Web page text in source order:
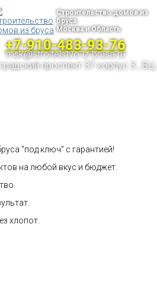
Строительство домов из
бруса
Москва и Область
+7-910-483-93-76
msk@stroitelstvo-iz-brusa.ru
проспект 37 корпус 3 , БЦ
"под ключ" с гарантией!
на любой вкус и бюджет.
хлопот.